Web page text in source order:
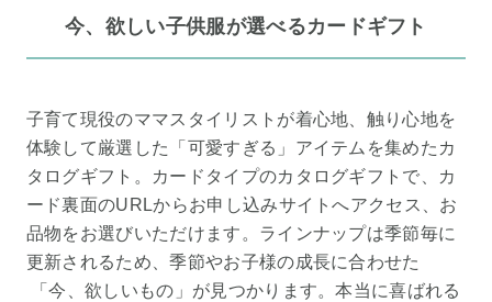
今、欲しい子供服が選べるカードギフト
子育て現役のママスタイリストが着心地、触り心地を
体験して厳選した「可愛すぎる」アイテムを集めたカ
タログギフト。カードタイプのカタログギフトで、カ
ード裏面のURLからお申し込みサイトへアクセス、お
品物をお選びいただけます。ラインナップは季節毎に
更新されるため、季節やお子様の成長に合わせた
「今、欲しいもの」が見つかります。本当に喜ばれる